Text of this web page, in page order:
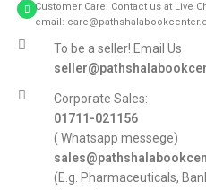
Customer Care: Contact us at Live
email:
To be a seller! Email Us
Corporate Sales:
01711-021156
( Whatsapp messege)
(E.g. Pharmaceuticals,